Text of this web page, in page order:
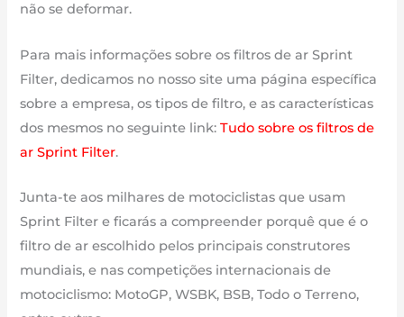
não se deformar.
Para mais informações sobre os filtros de ar Sprint
Filter, dedicamos no nosso site uma página específica
sobre a empresa, os tipos de filtro, e as características
dos mesmos no seguinte link:Tudo sobre os filtros de
ar Sprint Filter.
Junta-te aos milhares de motociclistas que usam
Sprint Filter e ficarás a compreender porquê que é o
filtro de ar escolhido pelos principais construtores
mundiais, e nas competições internacionais de
motociclismo: MotoGP, WSBK, BSB, Todo o Terreno,